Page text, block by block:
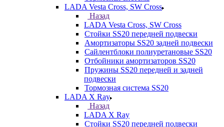
LADA Vesta Cross, SW Cross
Назад
LADA Vesta Cross, SW Cross
Стойки SS20 передней подвески
Амортизаторы SS20 задней подвески
Сайлентблоки полиуретановые SS20
Отбойники амортизаторов SS20
Пружины SS20 передней и задней
подвески
Тормозная система SS20
LADA X Ray
Назад
LADA X Ray
Стойки SS20 передней подвески